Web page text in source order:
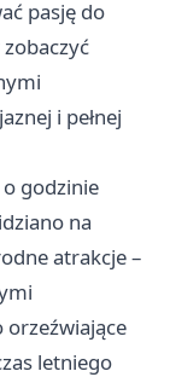
pasję do
i pełnej
godzinie
na
atrakcje –
letniego